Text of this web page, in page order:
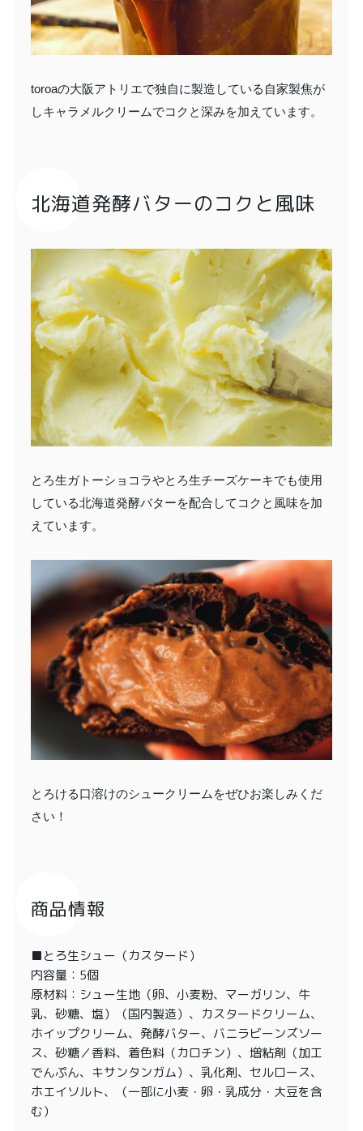
toroaの大阪アトリエで独自に製造している自家製焦が
しキャラメルクリームでコクと深みを加えています。
北海道発酵バターのコクと風味
とろ生ガトーショコラやとろ生チーズケーキでも使用
している北海道発酵バターを配合してコクと風味を加
えています。
とろける口溶けのシュークリームをぜひお楽しみくだ
さい！
商品情報
■とろ生シュー（カスタード）
内容量：5個
原材料：シュー生地（卵、小麦粉、マーガリン、牛
乳、砂糖、塩）（国内製造）、カスタードクリーム、
ホイップクリーム、発酵バター、バニラビーンズソー
ス、砂糖／香料、着色料（カロチン）、増粘剤（加工
でんぷん、キサンタンガム）、乳化剤、セルロース、
ホエイソルト、（一部に小麦・卵・乳成分・大豆を含
む）